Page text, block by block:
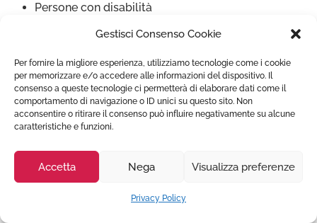
Gestisci Consenso Cookie
Per fornire la migliore esperienza, utilizziamo tecnologie come i cookie
per memorizzare e/o accedere alle informazioni del dispositivo. Il
consenso a queste tecnologie ci permetterà di elaborare dati come il
comportamento di navigazione o ID unici su questo sito. Non
acconsentire o ritirare il consenso può influire negativamente su alcune
caratteristiche e funzioni.
Accetta Nega Visualizza preferenze
Privacy Policy
Persone con disabilità
Pazienti allettati
Garantiamo assistenza completa e trasporto in
totale sicurezza.
Come Prenotare un servizio di
Ambulanza Privata Bologna?